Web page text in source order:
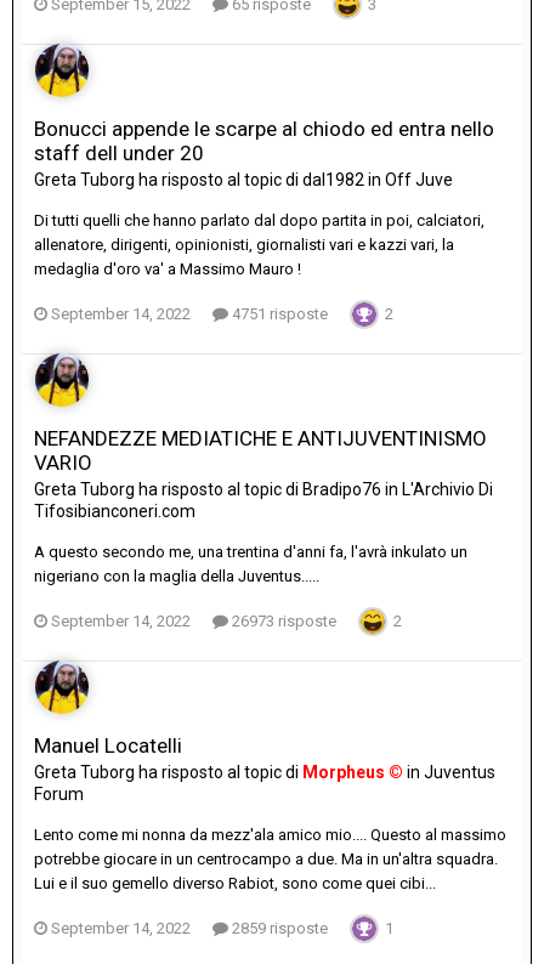
September 15, 2022 65 risposte 3
Bonucci appende le scarpe al chiodo ed entra nello
staff dell under 20
Greta Tuborg ha risposto al topic di dal1982in Off Juve
Di tutti quelli che hanno parlato dal dopo partita in poi, calciatori,
allenatore, dirigenti, opinionisti, giornalisti vari e kazzi vari, la
medaglia d'oro va' a Massimo Mauro !
September 14, 2022 4751 risposte 2
NEFANDEZZE MEDIATICHE E ANTIJUVENTINISMO
VARIO
Greta Tuborg ha risposto al topic di Bradipo76 in L'Archivio Di
Tifosibianconeri.com
A questo secondo me, una trentina d'anni fa, l'avrà inkulato un
nigeriano con la maglia della Juventus.....
September 14, 2022 26973 risposte 2
Manuel Locatelli
Greta Tuborg ha risposto al topic di Morpheus © in Juventus
Forum
Lento come mi nonna da mezz'ala amico mio.... Questo al massimo
potrebbe giocare in un centrocampo a due. Ma in un'altra squadra.
Lui e il suo gemello diverso Rabiot, sono come quei cibi...
September 14, 2022 2859 risposte 1